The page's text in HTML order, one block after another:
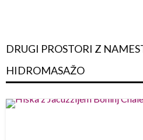
DRUGI PROSTORI Z
HIDROMASAŽO